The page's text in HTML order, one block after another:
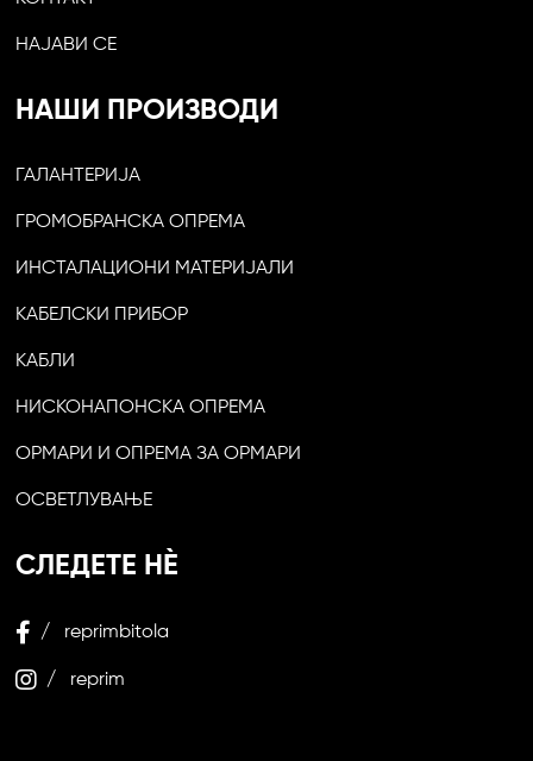
НАЈАВИ СЕ
НАШИ ПРОИЗВОДИ
ГАЛАНТЕРИЈА
ГРОМОБРАНСКА ОПРЕМА
ИНСТАЛАЦИОНИ МАТЕРИЈАЛИ
КАБЕЛСКИ ПРИБОР
КАБЛИ
НИСКОНАПОНСКА ОПРЕМА
ОРМАРИ И ОПРЕМА ЗА ОРМАРИ
ОСВЕТЛУВАЊЕ
СЛЕДЕТЕ НЀ
/ reprimbitola
/ reprim